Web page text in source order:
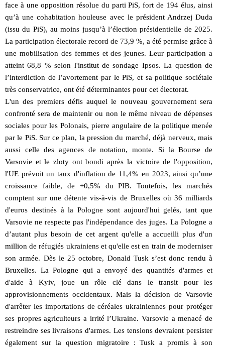
face à une opposition résolue du parti PiS, fort de 194 élus, ainsi
qu’à une cohabitation houleuse avec le président Andrzej Duda
(issu du PiS), au moins jusqu’à l’élection présidentielle de 2025.
La participation électorale record de 73,9 %, a été permise grâce à
une mobilisation des femmes et des jeunes. Leur participation a
atteint 68,8 % selon l'institut de sondage Ipsos. La question de
l’interdiction de l’avortement par le PiS, et sa politique sociétale
très conservatrice, ont été déterminantes pour cet électorat.
L'un des premiers défis auquel le nouveau gouvernement sera
confronté sera de maintenir ou non le même niveau de dépenses
sociales pour les Polonais, pierre angulaire de la politique menée
par le PiS. Sur ce plan, la pression du marché, déjà nerveux, mais
aussi celle des agences de notation, monte. Si la Bourse de
Varsovie et le zloty ont bondi après la victoire de l'opposition,
l'UE prévoit un taux d'inflation de 11,4% en 2023, ainsi qu’une
croissance faible, de +0,5% du PIB. Toutefois, les marchés
comptent sur une détente vis-à-vis de Bruxelles où 36 milliards
d'euros destinés à la Pologne sont aujourd'hui gelés, tant que
Varsovie ne respecte pas l'indépendance des juges. La Pologne a
d’autant plus besoin de cet argent qu'elle a accueilli plus d'un
million de réfugiés ukrainiens et qu'elle est en train de moderniser
son armée. Dès le 25 octobre, Donald Tusk s’est donc rendu à
Bruxelles. La Pologne qui a envoyé des quantités d'armes et
d'aide à Kyiv, joue un rôle clé dans le transit pour les
approvisionnements occidentaux. Mais la décision de Varsovie
d'arrêter les importations de céréales ukrainiennes pour protéger
ses propres agriculteurs a irrité l’Ukraine. Varsovie a menacé de
restreindre ses livraisons d'armes. Les tensions devraient persister
également sur la question migratoire : Tusk a promis à son